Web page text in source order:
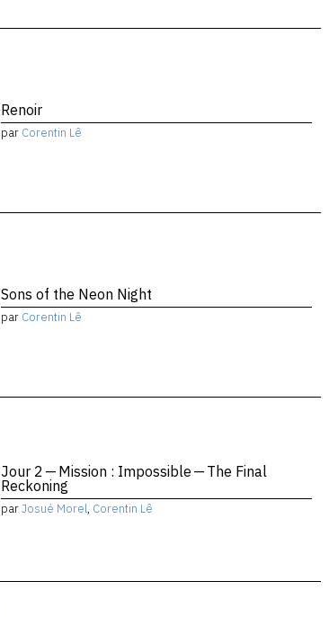
Renoir
par Corentin Lê
Sons of the Neon Night
par Corentin Lê
Jour 2 — Mission : Impossible — The Final
Reckoning
parJosué Morel, Corentin Lê